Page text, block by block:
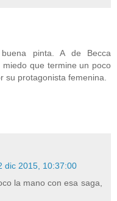
pinta. A de Becca
que termine un poco
su protagonista femenina.
dic 2015, 10:37:00
la mano con esa saga,